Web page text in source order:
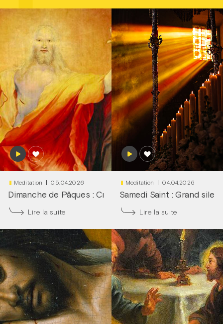
Meditation 05.04.2026
Dimanche de Pâques : Cri du cœur ! | Frère François-
Lire la suite
Meditation 04.04.2026
Samedi Saint : Grand
Lire la suite